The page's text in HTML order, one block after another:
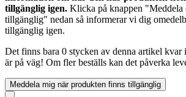
tillgänglig igen. Klicka på knappen "Meddela
tillgänglig" nedan så informerar vi dig
tillgänglig igen.
Det finns bara 0 stycken av denna artikel
är på väg! Om fler beställs kan det påverka
Meddela mig när produkten finns tillgänglig